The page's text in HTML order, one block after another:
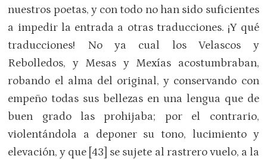
nuestros poetas, y con todo no han sido suficientes
a impedir la entrada a otras traducciones. ¡Y qué
traducciones! No ya cual los Velascos y
Rebolledos, y Mesas y Mexías acostumbraban,
robando el alma del original, y conservando con
empeño todas sus bellezas en una lengua que de
buen grado las prohijaba; por el contrario,
violentándola a deponer su tono, lucimiento y
elevación, y que [43] se sujete al rastrero vuelo, a la